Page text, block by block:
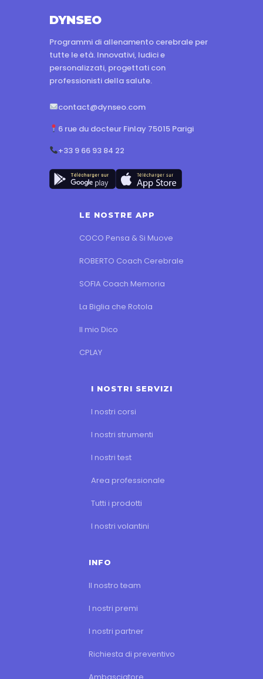
DYNSEO
Programmi di allenamento cerebrale per
tutte le età. Innovativi, ludici e
personalizzati, progettati con
professionisti della salute.
contact@dynseo.com
6 rue du docteur Finlay 75015 Parigi
+33 9 66 93 84 22
LE NOSTRE APP
COCO Pensa & Si Muove
ROBERTO Coach Cerebrale
SOFIA Coach Memoria
La Biglia che Rotola
Il mio Dico
CPLAY
I NOSTRI SERVIZI
I nostri corsi
I nostri strumenti
I nostri test
Area professionale
Tutti i prodotti
I nostri volantini
INFO
Il nostro team
I nostri premi
I nostri partner
Richiesta di preventivo